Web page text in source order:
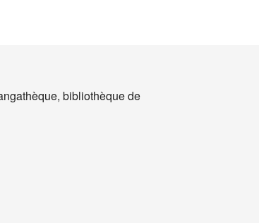
bibliothèque de